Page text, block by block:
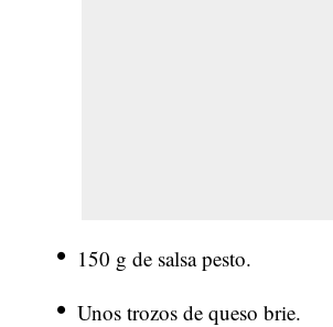
150 g de salsa pesto.
Unos trozos de queso brie.